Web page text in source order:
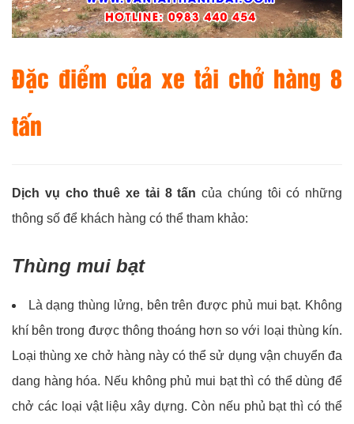
Đặc điểm của xe tải chở hàng 8
tấn
Dịch vụ cho thuê xe tải 8 tấn của chúng tôi có những
thông số để khách hàng có thể tham khảo:
Thùng mui bạt
Là dạng thùng lửng, bên trên được phủ mui bạt. Không
khí bên trong được thông thoáng hơn so với loại thùng kín.
Loại thùng xe chở hàng này có thể sử dụng vận chuyển đa
dang hàng hóa. Nếu không phủ mui bạt thì có thể dùng để
chở các loại vật liệu xây dựng. Còn nếu phủ bạt thì có thể